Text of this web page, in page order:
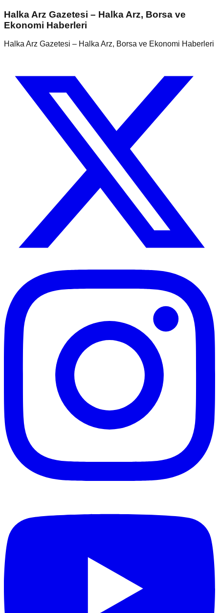
Halka Arz Gazetesi – Halka Arz, Borsa ve
Ekonomi Haberleri
Halka Arz Gazetesi – Halka Arz, Borsa ve Ekonomi Haberleri